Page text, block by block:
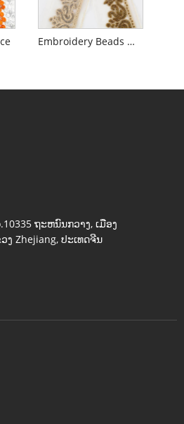
Embroidery Beads Mesh Lace Trim
ຖະຫນົນກວາງ, ເມືອງ
ງ Zhejiang, ປະເທດຈີນ